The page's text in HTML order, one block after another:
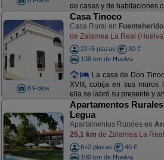
de casas y de habitaciones
8 Fotos
Casa Tinoco
Casa Rural en
de Zalamea La Real
22+5 plazas
30 €
108 km de Huelva
La casa de Don
XVIII, cobija en sus muros
ella se labró su presente y
Apartamentos
Legua
Apartamentos Rurales en
25,1 km de Zalamea La
6+2 plazas
40 €
100 km de Huelva